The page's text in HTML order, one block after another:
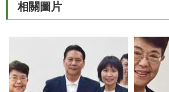
網
站
相關圖片